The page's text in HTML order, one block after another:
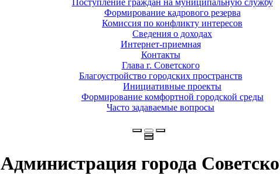
Поступление граждан на муниципальную службу
Формирование кадрового резерва
Комиссия по конфликту интересов
Сведения о доходах
Интернет-приемная
Контакты
Глава г. Советского
Благоустройство городских пространств
Инициативные проекты
Формирование комфортной городской среды
Часто задаваемые вопросы
Администрация города